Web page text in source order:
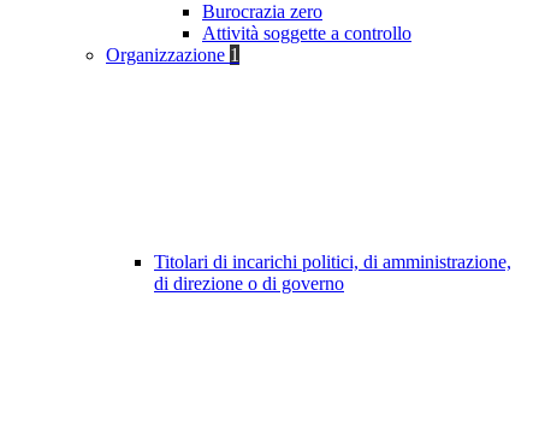
Burocrazia zero
Attività soggette a controllo
Organizzazione 1
Titolari di incarichi politici, di amministrazione,
di direzione o di governo